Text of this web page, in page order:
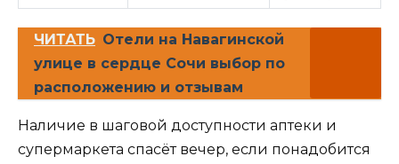
ЧИТАТЬ Отели на Навагинской
улице в сердце Сочи выбор по
расположению и отзывам
Наличие в шаговой доступности аптеки и
супермаркета спасёт вечер, если понадобится